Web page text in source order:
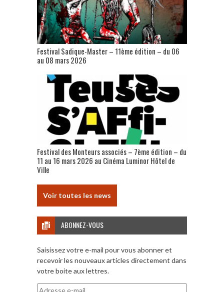
Festival Sadique-Master – 11ème édition – du 06
au 08 mars 2026
Festival des Monteurs associés – 7ème édition – du
11 au 16 mars 2026 au Cinéma Luminor Hôtel de
Ville
Voir toutes les news
ABONNEZ-VOUS
Saisissez votre e-mail pour vous abonner et
recevoir les nouveaux articles directement dans
votre boite aux lettres.
Adresse